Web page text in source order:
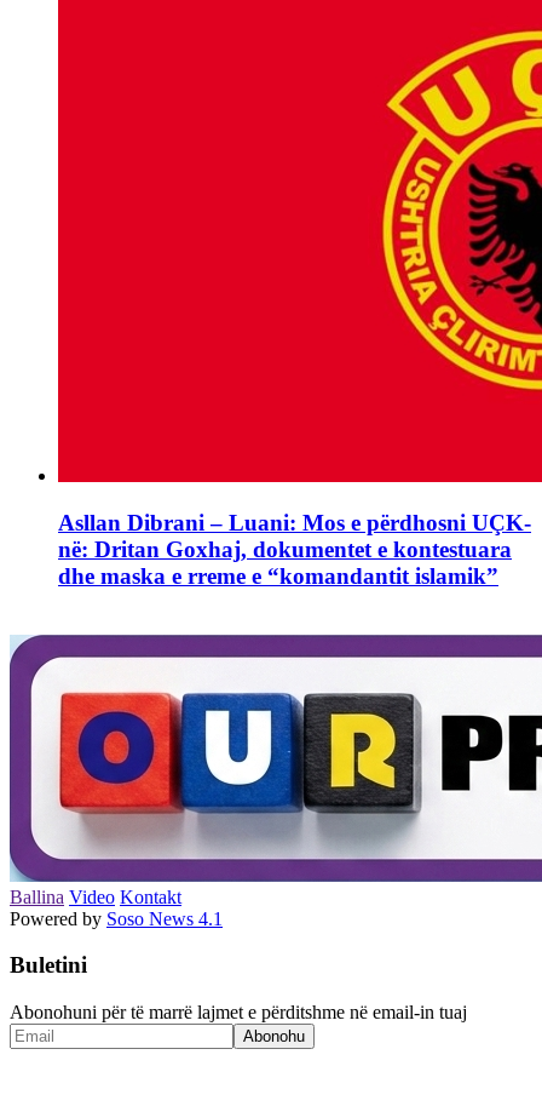
Asllan Dibrani – Luani: Mos e përdhosni UÇK-
në: Dritan Goxhaj, dokumentet e kontestuara
dhe maska e rreme e “komandantit islamik”
Ballina Video Kontakt
Powered by Soso News 4.1
Buletini
Abonohuni për të marrë lajmet e përditshme në email-in tuaj
Abonohu